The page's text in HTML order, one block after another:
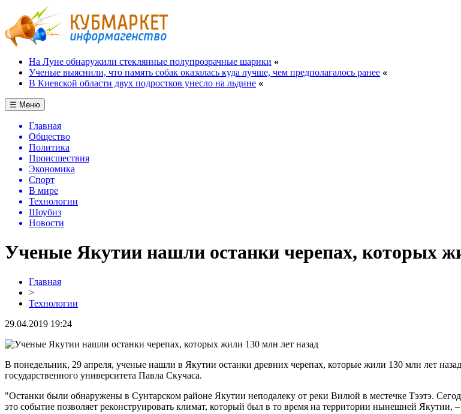
На Луне обнаружили стеклянные полупрозрачные шарики «
Ученые выяснили, что память собак оказалась куда лучше, чем предполагалось ранее «
В Киевской области двух подростков унесло на льдине «
☰ Меню
Главная
Общество
Политика
Происшествия
Экономика
Спорт
В мире
Технологии
Шоубиз
Новости
Ученые Якутии нашли останки черепах, которых
Главная
>
Технологии
29.04.2019 19:24
В понедельник, 29 апреля, ученые нашли в Якутии останки древних черепах, которые жили 130 млн лет
государственного университета Павла Скучаса.
"Останки были обнаружены в Сунтарском районе Якутии неподалеку от реки Вилюй в местечке Тээтэ.
это событие позволяет реконструировать климат, который был в то время на территории нынешней